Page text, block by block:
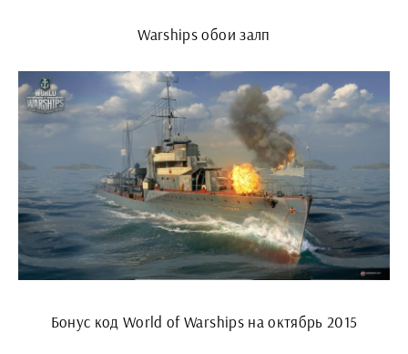
Warships обои залп
Бонус код World of Warships на октябрь 2015